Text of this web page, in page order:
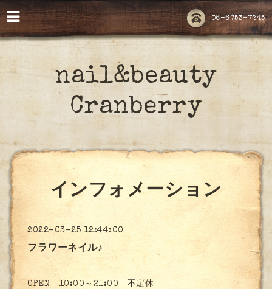
06-6753-7245
nail&beauty
Cranberry
インフォメーション
2022-03-25 12:44:00
フラワーネイル♪
OPEN 10:00～21:00 不定休